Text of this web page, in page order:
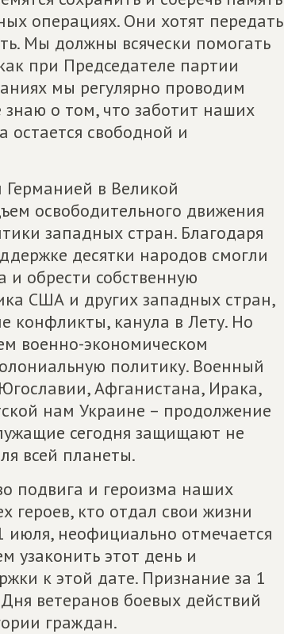
операциях. Они хотят передать
Мы должны всячески помогать
при Председателе партии
мы регулярно проводим
о том, что заботит наших
остается свободной и
в Великой
освободительного движения
западных стран. Благодаря
десятки народов смогли
и обрести собственную
США и других западных стран,
конфликты, канула в Лету. Но
военно-экономическом
политику. Военный
Афганистана, Ирака,
нам Украине – продолжение
сегодня защищают не
всей планеты.
подвига и героизма наших
героев, кто отдал свои жизни
июля, неофициально отмечается
узаконить этот день и
к этой дате. Признание за 1
ветеранов боевых действий
граждан.